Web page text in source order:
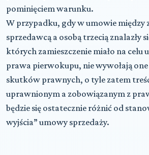
pominięciem warunku.
W przypadku, gdy w umowie między
sprzedawcą a osobą trzecią znalazły
których zamieszczenie miało na celu
prawa pierwokupu, nie wywołają
skutków prawnych, o tyle zatem
uprawnionym a zobowiązanym z
będzie się ostatecznie różnić od
wyjścia” umowy sprzedaży.